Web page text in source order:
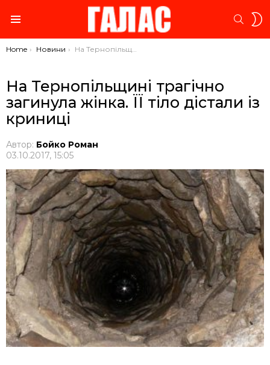
You are here:
Home Новини На Тернопільщині трагічно загинула жінка. ЇЇ тіло дістали із криниці
На Тернопільщині трагічно
загинула жінка. ЇЇ тіло дістали із
криниці
Автор: Бойко Роман
03.10.2017, 15:05